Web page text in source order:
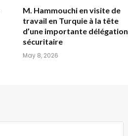
M. Hammouchi en visite de
travail en Turquie à la tête
d’une importante délégation
sécuritaire
May 8, 2026